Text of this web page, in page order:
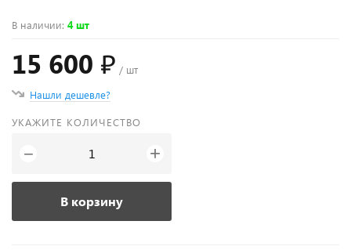
В наличии: 4 шт
15 600 ₽ / шт
Нашли дешевле?
УКАЖИТЕ КОЛИЧЕСТВО
− +
В корзину